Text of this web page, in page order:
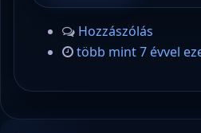
Hozzászólás
több mint 7 évvel